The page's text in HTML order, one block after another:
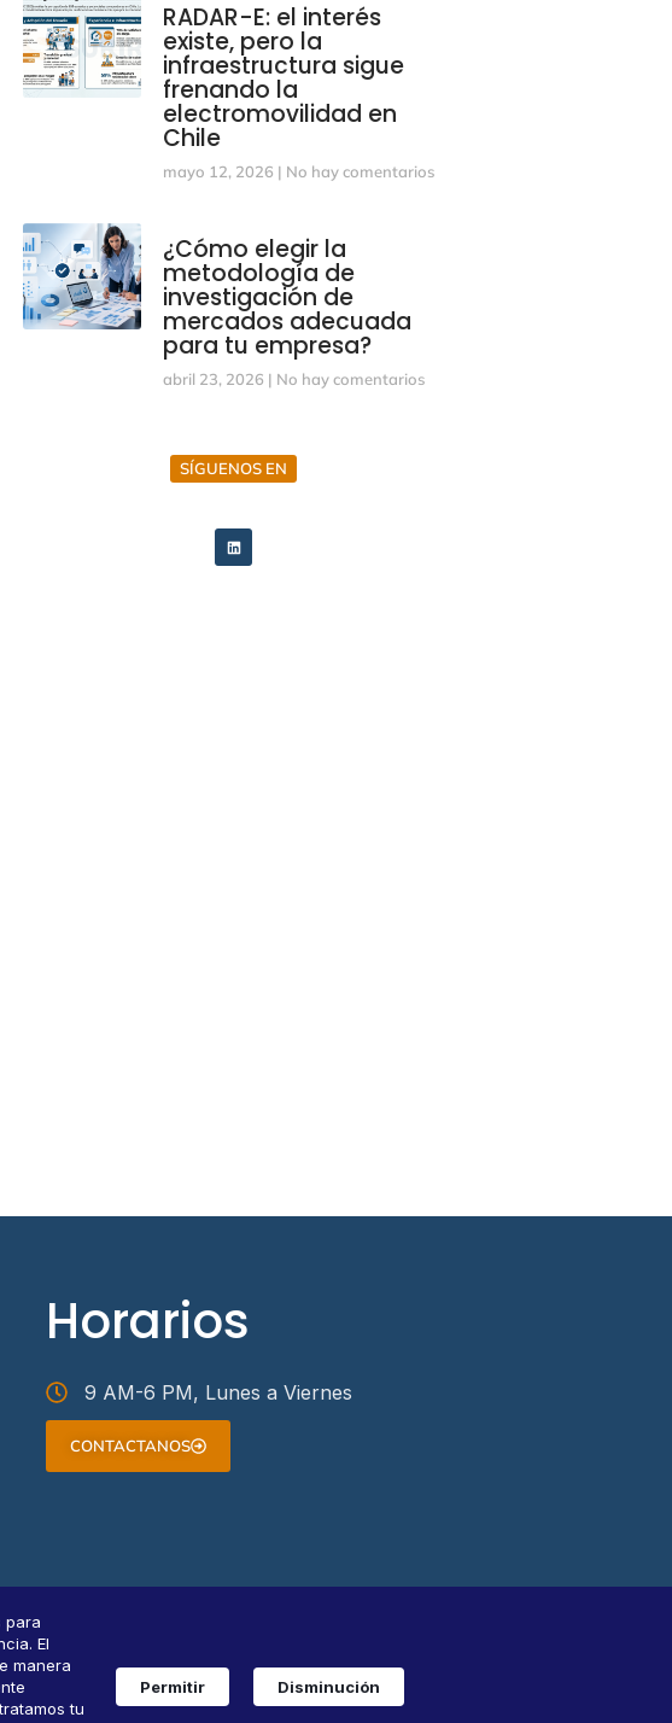
RADAR-E: el interés
existe, pero la
infraestructura sigue
frenando la
electromovilidad en
Chile
mayo 12, 2026 No hay comentarios
¿Cómo elegir la
metodología de
investigación de
mercados adecuada
para tu empresa?
abril 23, 2026 No hay comentarios
SÍGUENOS EN
para
El
manera
tu
Permitir Disminución
Horarios
9 AM-6 PM, Lunes a Viernes
CONTACTANOS